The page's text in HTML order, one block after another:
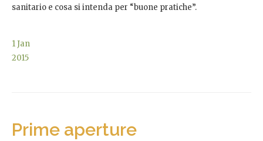
sanitario e cosa si intenda per “buone pratiche”.
1Jan
2015
Prime aperture